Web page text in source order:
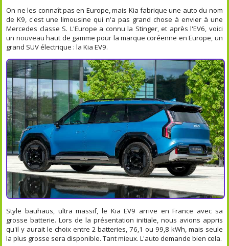
On ne les connaît pas en Europe, mais Kia fabrique une auto du nom
de K9, c'est une limousine qui n'a pas grand chose à envier à une
Mercedes classe S. L'Europe a connu la Stinger, et après l'EV6, voici
un nouveau haut de gamme pour la marque coréenne en Europe, un
grand SUV électrique : la Kia EV9.
Style bauhaus, ultra massif, le Kia EV9 arrive en France avec sa
grosse batterie. Lors de la présentation initiale, nous avions appris
qu'il y aurait le choix entre 2 batteries, 76,1 ou 99,8 kWh, mais seule
la plus grosse sera disponible. Tant mieux. L'auto demande bien cela.